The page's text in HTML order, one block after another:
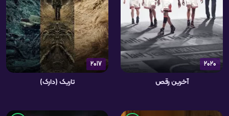
2020
آخرین رقص
2017
تاریک (دارک)